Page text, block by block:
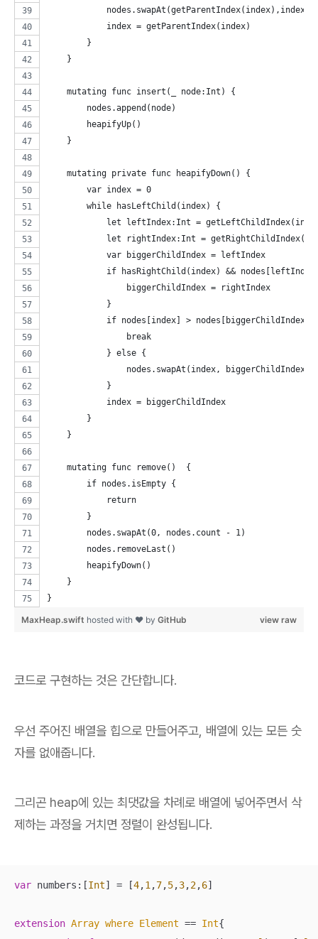
            nodes.swapAt(getParentIndex(index),index)
            index = getParentIndex(index)
        }
    }
    mutating func insert(_ node:Int) {
        nodes.append(node)
        heapifyUp()
    }
    mutating private func heapifyDown() {
        var index = 0
        while hasLeftChild(index) {
let leftIndex:Int =
let rightIndex:Int =
            var biggerChildIndex = leftIndex
if hasRightChild(index) &&
                biggerChildIndex = rightIndex
            }
if nodes[index] > nodes[biggerChildIndex]
                break
            } else {
                nodes.swapAt(index, biggerChildIndex)
            }
            index = biggerChildIndex
        }
    }
    mutating func remove()  {
        if nodes.isEmpty {
            return
        }
        nodes.swapAt(0, nodes.count - 1)
        nodes.removeLast()
        heapifyDown()
    }
}
view raw
MaxHeap.swift hosted with ❤ by GitHub
코드로 구현하는 것은 간단합니다.
우선 주어진 배열을 힙으로 만들어주고, 배열에 있는 모든 숫
자를 없애줍니다.
그리곤 heap에 있는 최댓값을 차례로 배열에 넣어주면서 삭
제하는 과정을 거치면 정렬이 완성됩니다.
var numbers:[Int] = [4,1,7,5,3,2,6]
extension Array where Element == Int{